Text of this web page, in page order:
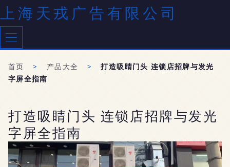
上海天戎广告有限公司
首页 > 产品大全 >
打造吸睛门头 连锁店招牌与发光
字屏全指南
打造吸睛门头 连锁店招牌与发光
字屏全指南